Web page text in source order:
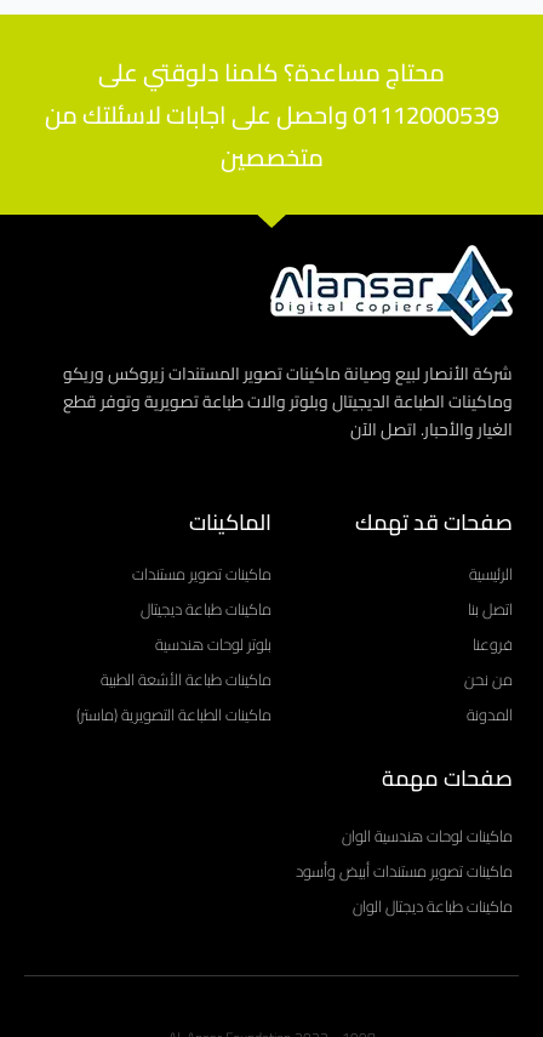
محتاج مساعدة؟ كلمنا دلوقتي على
01112000539 واحصل على اجابات لاسئلتك من
متخصصين
شركة الأنصار لبيع وصيانة ماكينات تصوير المستندات زيروكس وريكو
وماكينات الطباعة الديجيتال وبلوتر والات طباعة تصويرية وتوفر قطع
الغيار والأحبار. اتصل الآن
صفحات قد تهمك
الرئيسية
اتصل بنا
فروعنا
من نحن
المدونة
الماكينات
ماكينات تصوير مستندات
ماكينات طباعة ديجيتال
بلوتر لوحات هندسية
ماكينات طباعة الأشعة الطبية
ماكينات الطباعة التصويرية (ماستر)
صفحات مهمة
ماكينات لوحات هندسية الوان
ماكينات تصوير مستندات أبيض وأسود
ماكينات طباعة ديجتال الوان